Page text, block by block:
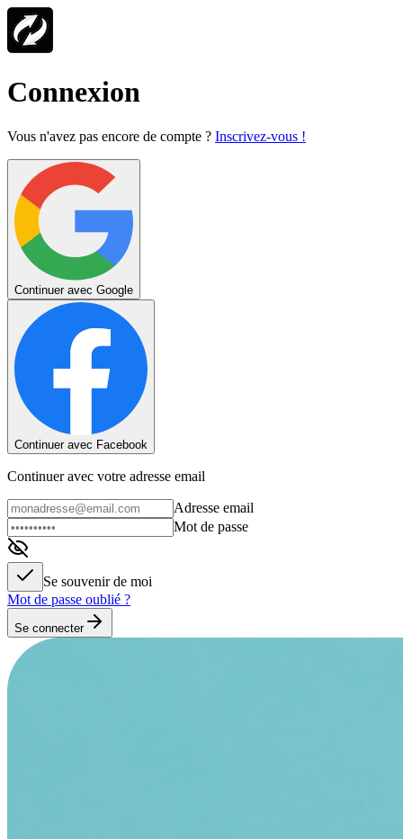
Connexion
Vous n'avez pas encore de compte ? Inscrivez-vous !
Continuer avec Google
Continuer avec Facebook
Continuer avec votre adresse email
Adresse email
Mot de passe
Se souvenir de moi
Mot de passe oublié ?
Se connecter